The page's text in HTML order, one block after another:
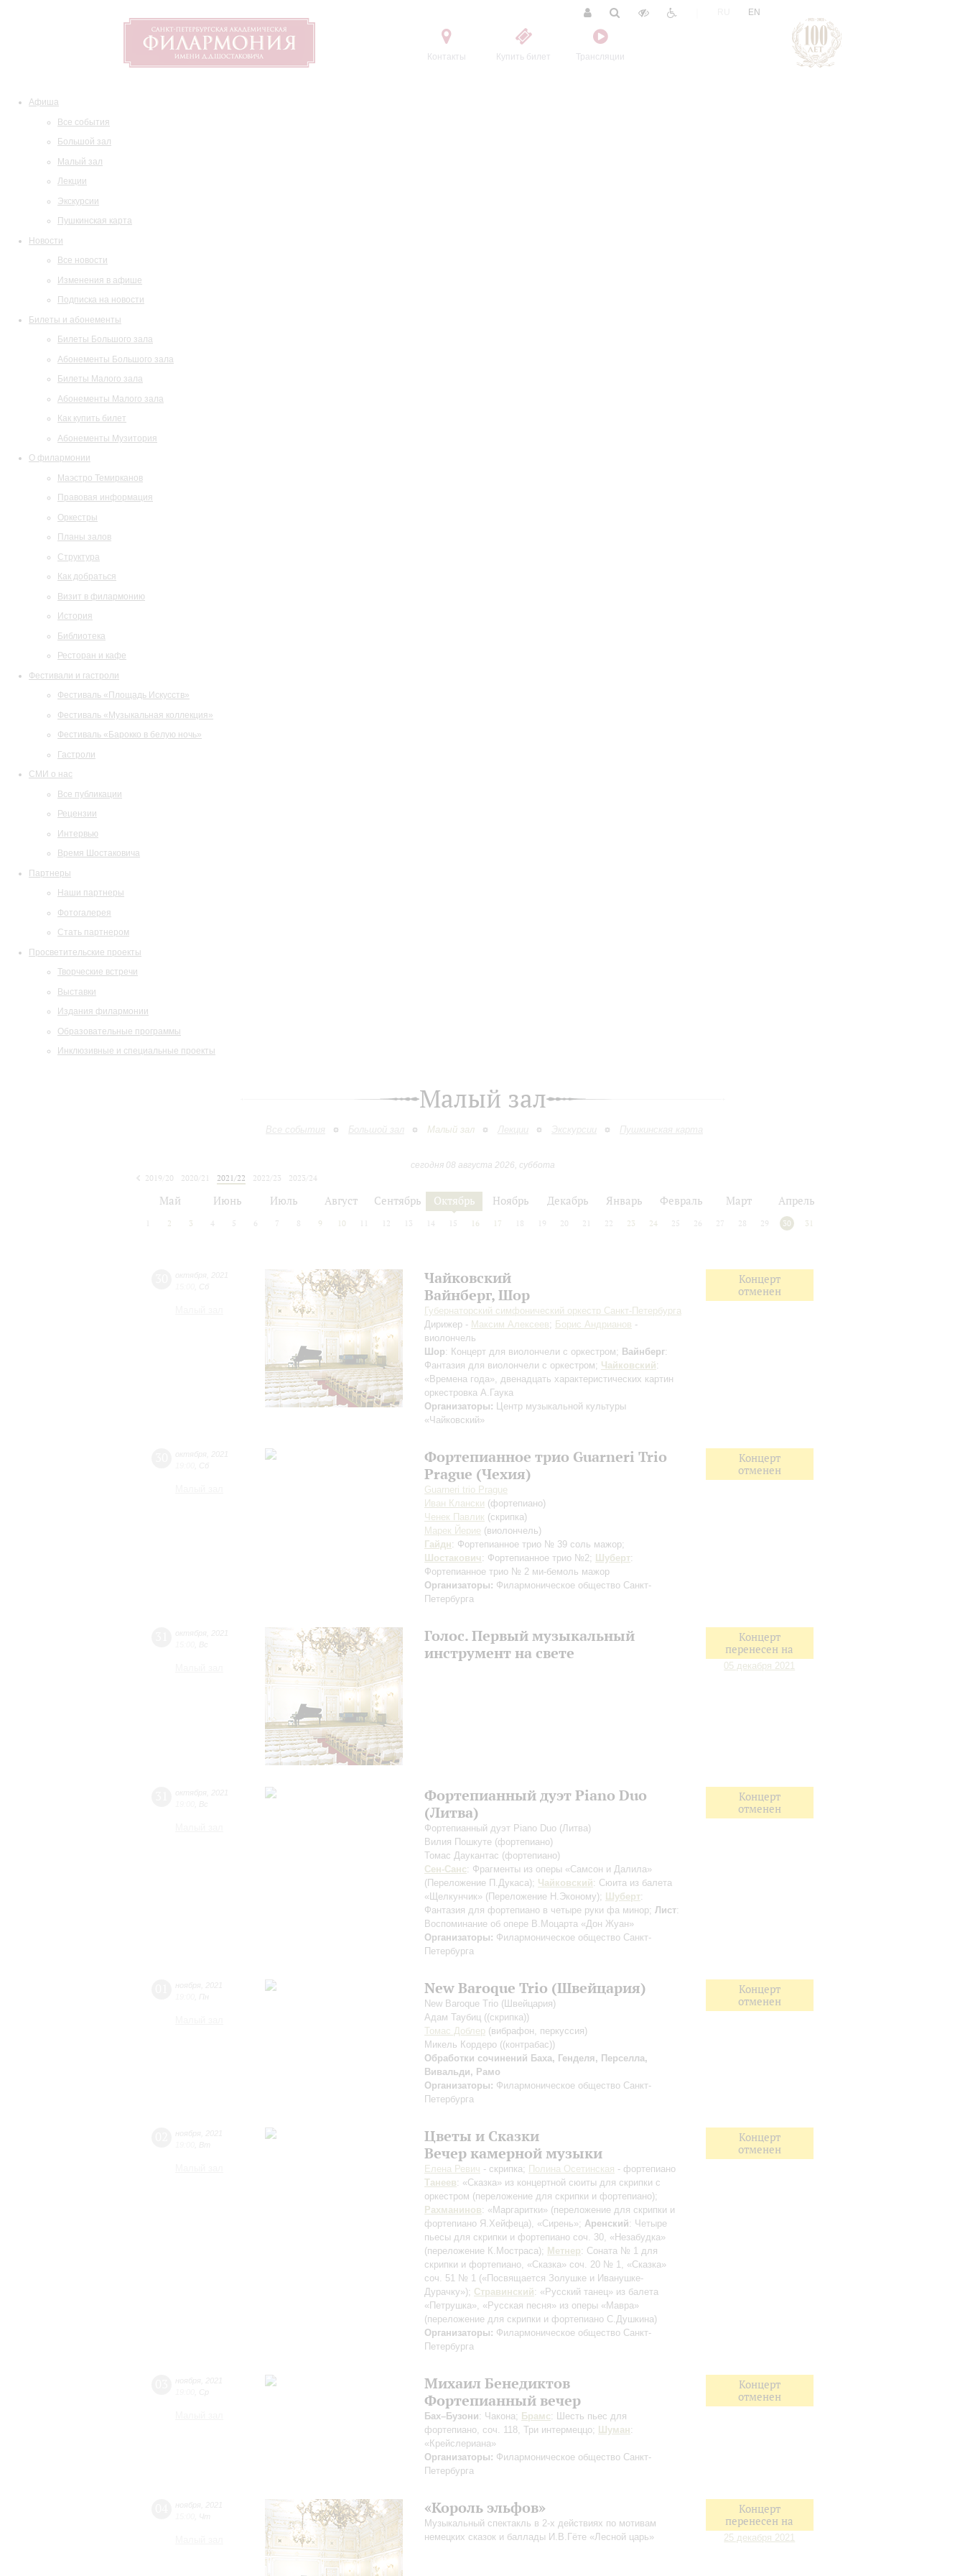
Контакты Купить билет Трансляции
EN
Афиша
Все события
Большой зал
Малый зал
Лекции
Экскурсии
Пушкинская карта
Новости
Все новости
Изменения в афише
Подписка на новости
Билеты и абонементы
Билеты Большого зала
Абонементы Большого зала
Билеты Малого зала
Абонементы Малого зала
Как купить билет
Абонементы Музитория
О филармонии
Маэстро Темирканов
Правовая информация
Оркестры
Планы залов
Структура
Как добраться
Визит в филармонию
История
Библиотека
Ресторан и кафе
Фестивали и гастроли
Фестиваль «Площадь Искусств»
Фестиваль «Музыкальная коллекция»
Фестиваль «Барокко в белую ночь»
Гастроли
СМИ о нас
Все публикации
Рецензии
Интервью
Время Шостаковича
Партнеры
Наши партнеры
Фотогалерея
Стать партнером
Просветительские проекты
Творческие встречи
Выставки
Издания филармонии
Образовательные программы
Инклюзивные и специальные проекты
Малый зал
Все события Большой зал Малый зал Лекции Экскурсии Пушкинская карта
сегодня 08 августа 2026, суббота
2019/20
2020/21 2021/22 2022/23
2023/24
Май Июнь Июль Август Сентябрь Октябрь Ноябрь Декабрь Январь Февраль Март Апрель
2 3 4 5 6 7 8 9 10 12 13 14 15 16 17 18 19 20 21 22 23 24 25 26 27 28 29 30 31
Чайковский
Вайнберг, Шор
Губернаторский симфонический оркестр Санкт-Петербурга
Дирижер - Максим Алексеев; Борис Андрианов -
виолончель
Шор: Концерт для виолончели с оркестром; Вайнберг:
Фантазия для виолончели с оркестром; Чайковский:
«Времена года», двенадцать характеристических картин
оркестровка А.Гаука
Организаторы: Центр музыкальной культуры
«Чайковский»
Концерт
отменен
Фортепианное трио Guarneri Trio
Prague (Чехия)
Guarneri trio Prague
Иван Клански (фортепиано)
Ченек Павлик (скрипка)
Марек Йерие (виолончель)
Гайдн: Фортепианное трио № 39 cоль мажор;
Шостакович : Фортепианное трио №2; Шуберт:
Фортепианное трио № 2 ми-бемоль мажор
Организаторы: Филармоническое общество Санкт-
Петербурга
Концерт
отменен
Голос. Первый музыкальный
инструмент на свете
Концерт
перенесен на
05 декабря 2021
Фортепианный дуэт Piano Duo
(Литва)
Фортепианный дуэт Piano Duo (Литва)
Вилия Пошкуте (фортепиано)
Томас Даукантас (фортепиано)
Сен-Санс: Фрагменты из оперы «Самсон и Далила»
(Переложение П.Дукаса); Чайковский: Сюита из балета
«Щелкунчик» (Переложение Н.Эконому); Шуберт:
Фантазия для фортепиано в четыре руки фа минор; Лист:
Воспоминание об опере В.Моцарта «Дон Жуан»
Организаторы: Филармоническое общество Санкт-
Петербурга
Концерт
отменен
New Baroque Trio (Швейцария)
New Baroque Trio (Швейцария)
Адам Таубиц ((скрипка))
Томас Доблер (вибрафон, перкуссия)
Микель Кордеро ((контрабас))
Обработки сочинений Баха, Генделя, Перселла,
Вивальди, Рамо
Организаторы: Филармоническое общество Санкт-
Петербурга
Концерт
отменен
Цветы и Сказки
Вечер камерной музыки
Елена Ревич - скрипка; Полина Осетинская - фортепиано
Танеев: «Сказка» из концертной сюиты для скрипки с
оркестром (переложение для скрипки и фортепиано);
Рахманинов: «Маргаритки» (переложение для скрипки и
фортепиано Я.Хейфеца), «Сирень»; Аренский: Четыре
пьесы для скрипки и фортепиано соч. 30, «Незабудка»
(переложение К.Мостраса); Метнер: Соната № 1 для
скрипки и фортепиано, «Сказка» соч. 20 № 1, «Сказка»
cоч. 51 № 1 («Посвящается Золушке и Иванушке-
Дурачку»); Стравинский: «Русский танец» из балета
«Петрушка», «Русская песня» из оперы «Мавра»
(переложение для скрипки и фортепиано С.Душкина)
Организаторы: Филармоническое общество Санкт-
Петербурга
Концерт
отменен
Михаил Бенедиктов
Фортепианный вечер
Бах–Бузони: Чакона; Брамс: Шесть пьес для
фортепиано, соч. 118, Три интермеццо; Шуман:
«Крейслериана»
Организаторы: Филармоническое общество Санкт-
Петербурга
Концерт
отменен
«Король эльфов»
Музыкальный спектакль в 2-х действиях по мотивам
немецких сказок и баллады И.В.Гёте «Лесной царь»
Концерт
перенесен на
25 декабря 2021